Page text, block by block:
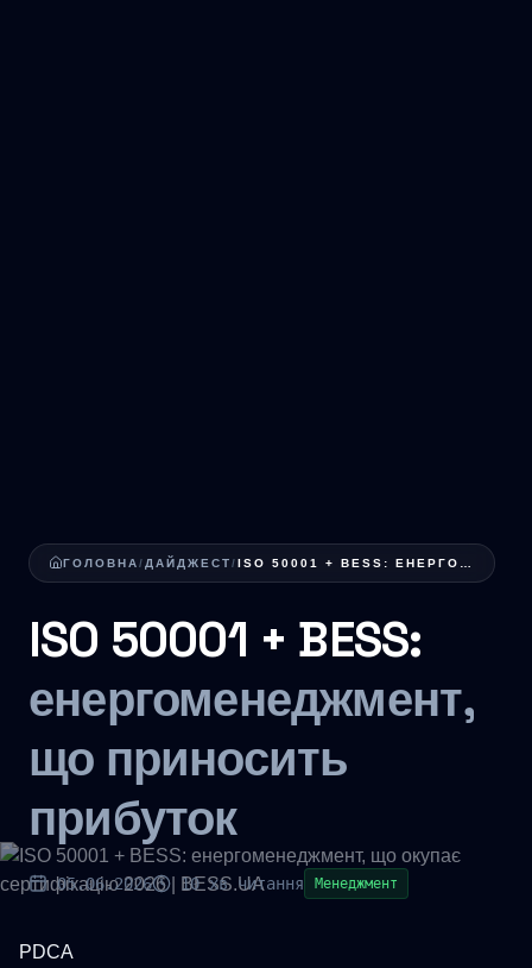
ГОЛОВНА/ДАЙДЖЕСТ/
ISO 50001 + BESS:
енергоменеджмент,
що приносить
прибуток
05.06.2026 10 хв читання Менеджмент
PDCA